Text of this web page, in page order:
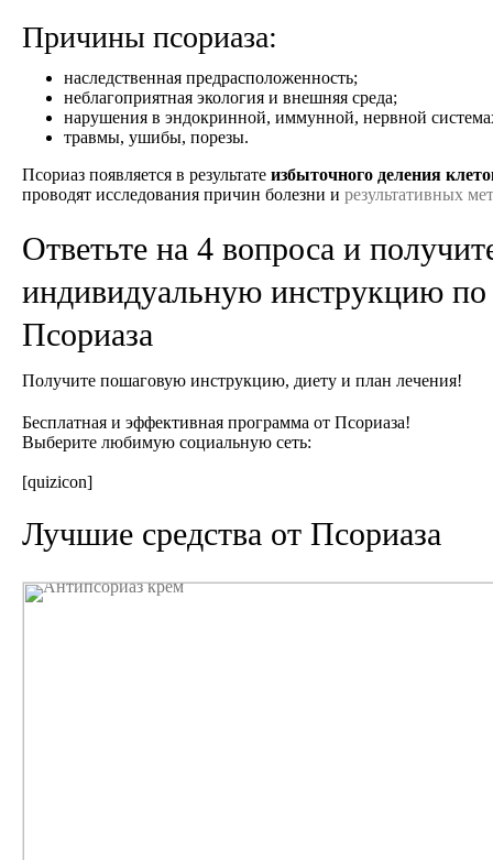
Причины псориаза:
наследственная предрасположенность;
неблагоприятная экология и внешняя среда;
нарушения в эндокринной, иммунной, нервной
травмы, ушибы, порезы.
Псориаз появляется в результате избыточного деления
проводят исследования причин болезни и результативных
Ответьте на 4 вопроса и
индивидуальную инструкцию
Псориаза
Получите пошаговую инструкцию, диету и план лечения!
Бесплатная и эффективная программа от Псориаза!
Выберите любимую социальную сеть:
[quizicon]
Лучшие средства от Псориаза